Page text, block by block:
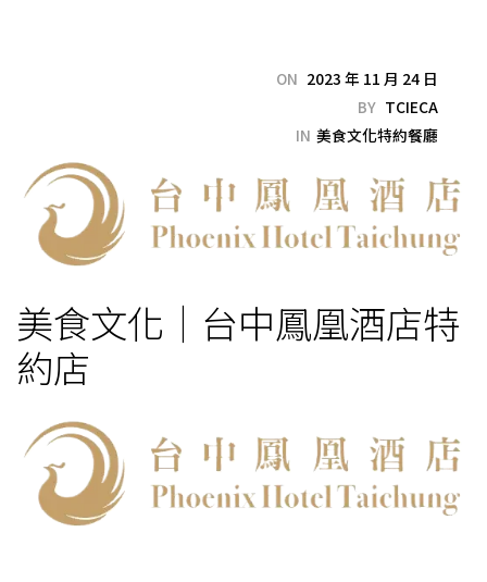
ON 2023 年 11 月 24 日
BY TCIECA
IN 美食文化特約餐廳
美食文化｜台中鳳凰酒店特
約店